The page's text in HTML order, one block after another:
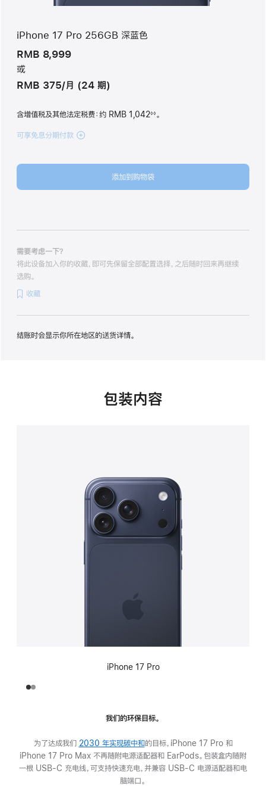
iPhone 17 Pro 256GB 深蓝色
RMB 8,999
或
RMB 375/月 (24 期)
含增值税及其他法定税费：约 RMB 1,042◊◊。
可享免息分期付款 (iPhone 17 Pro
deepblue
款
添加到购物袋
需要考虑一下？
将此设备加入你的收藏，即可先保留全部配置选择，之后随时回来再继续
选购。
收藏
结账时会显示你所在地区的送货详情。
包装内容
iPhone 17 Pro
我们的环保目标。
为了达成我们 2030 年实现碳中和(在
新
窗
的目标，iPhone 17 Pro 和
iPhone 17 Pro Max 不再随附电源适配器和 EarPods。包装盒内随附
一根 USB-C 充电线，可支持快速充电，并兼容 USB-C 电源适配器和电
脑端口。